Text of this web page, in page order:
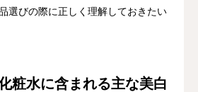
選びの際に正しく理解しておきたい
粧水に含まれる主な美白